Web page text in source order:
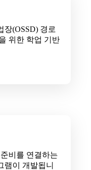
장(OSSD) 경로
위한 학업 기반
비를 연결하는
램이 개발됩니